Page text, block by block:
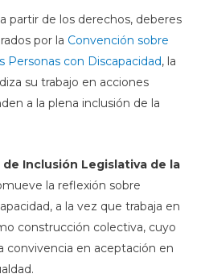
partir de los derechos, deberes
por la Convención sobre
Personas con Discapacidad, la
su trabajo en acciones
a la plena inclusión de la
de Inclusión Legislativa de la
la reflexión sobre
a la vez que trabaja en
construcción colectiva, cuyo
convivencia en aceptación en